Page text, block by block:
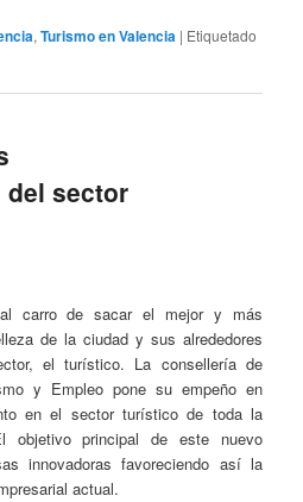
,Turismo en Valencia | Etiquetado
del sector
carro de sacar el mejor y más
de la ciudad y sus alrededores
el turístico. La consellería de
y Empleo pone su empeño en
en el sector turístico de toda la
objetivo principal de este nuevo
innovadoras favoreciendo así la
actual.